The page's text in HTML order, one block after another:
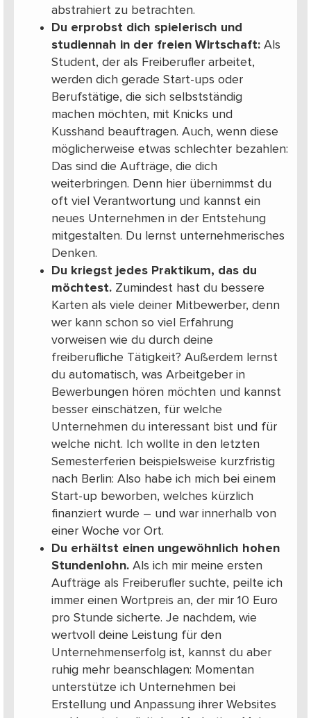
abstrahiert zu betrachten.
Du erprobst dich spielerisch und
studiennah in der freien Wirtschaft:Als
Student, der als Freiberufler arbeitet,
werden dich gerade Start-ups oder
Berufstätige, die sich selbstständig
machen möchten, mit Knicks und
Kusshand beauftragen. Auch, wenn diese
möglicherweise etwas schlechter bezahlen:
Das sind die Aufträge, die dich
weiterbringen. Denn hier übernimmst du
oft viel Verantwortung und kannst ein
neues Unternehmen in der Entstehung
mitgestalten. Du lernst unternehmerisches
Denken.
Du kriegst jedes Praktikum, das du
möchtest. Zumindest hast du bessere
Karten als viele deiner Mitbewerber, denn
wer kann schon so viel Erfahrung
vorweisen wie du durch deine
freiberufliche Tätigkeit? Außerdem lernst
du automatisch, was Arbeitgeber in
Bewerbungen hören möchten und kannst
besser einschätzen, für welche
Unternehmen du interessant bist und für
welche nicht. Ich wollte in den letzten
Semesterferien beispielsweise kurzfristig
nach Berlin: Also habe ich mich bei einem
Start-up beworben, welches kürzlich
finanziert wurde – und war innerhalb von
einer Woche vor Ort.
Du erhältst einen ungewöhnlich hohen
Stundenlohn. Als ich mir meine ersten
Aufträge als Freiberufler suchte, peilte ich
immer einen Wortpreis an, der mir 10 Euro
pro Stunde sicherte. Je nachdem, wie
wertvoll deine Leistung für den
Unternehmenserfolg ist, kannst du aber
ruhig mehr beanschlagen: Momentan
unterstütze ich Unternehmen bei
Erstellung und Anpassung ihrer Websites